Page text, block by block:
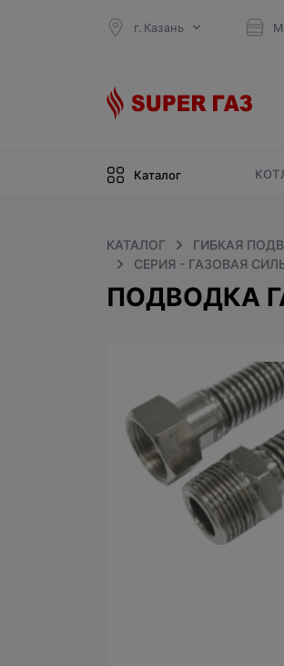
г. Казань
Каталог
КАТАЛОГ ГИБКАЯ
СЕРИЯ - ГАЗОВАЯ
ПОДВОДКА